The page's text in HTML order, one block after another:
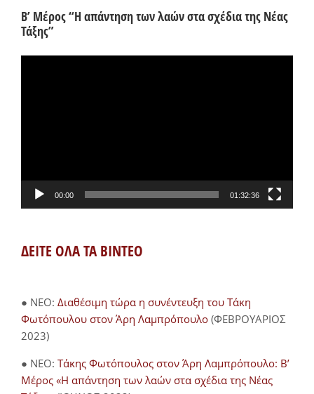
Β’ Μέρος “Η απάντηση των λαών στα σχέδια της Νέας
Τάξης”
00:00 01:32:36
ΔΕΙΤΕ ΟΛΑ ΤΑ ΒΙΝΤΕΟ
● NEO: Διαθέσιμη τώρα η συνέντευξη του Τάκη
Φωτόπουλου στον Άρη Λαμπρόπουλο (ΦΕΒΡΟΥΑΡΙΟΣ
2023)
● NEO: Τάκης Φωτόπουλος στον Άρη Λαμπρόπουλο: Β’
Μέρος «Η απάντηση των λαών στα σχέδια της Νέας